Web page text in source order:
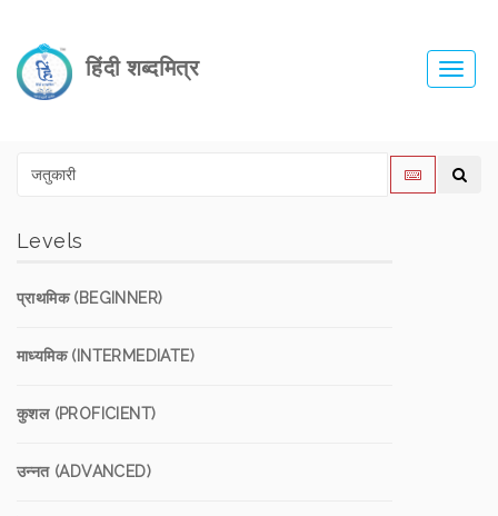
हिंदी शब्दमित्र
Levels
प्राथमिक (BEGINNER)
माध्यमिक (INTERMEDIATE)
कुशल (PROFICIENT)
उन्नत (ADVANCED)